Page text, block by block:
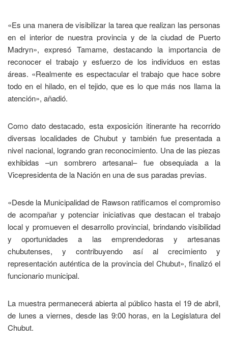
«Es una manera de visibilizar la tarea que realizan las personas
en el interior de nuestra provincia y de la ciudad de Puerto
Madryn», expresó Tamame, destacando la importancia de
reconocer el trabajo y esfuerzo de los individuos en estas
áreas. «Realmente es espectacular el trabajo que hace sobre
todo en el hilado, en el tejido, que es lo que más nos llama la
atención», añadió.
Como dato destacado, esta exposición itinerante ha recorrido
diversas localidades de Chubut y también fue presentada a
nivel nacional, logrando gran reconocimiento. Una de las piezas
exhibidas –un sombrero artesanal– fue obsequiada a la
Vicepresidenta de la Nación en una de sus paradas previas.
«Desde la Municipalidad de Rawson ratificamos el compromiso
de acompañar y potenciar iniciativas que destacan el trabajo
local y promueven el desarrollo provincial, brindando visibilidad
y oportunidades a las emprendedoras y artesanas
chubutenses, y contribuyendo así al crecimiento y
representación auténtica de la provincia del Chubut», finalizó el
funcionario municipal.
La muestra permanecerá abierta al público hasta el 19 de abril,
de lunes a viernes, desde las 9:00 horas, en la Legislatura del
Chubut.